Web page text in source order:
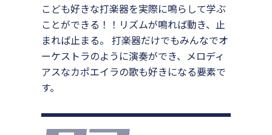
こども好きな打楽器を実際に鳴らして学ぶ
ことができる！！リズムが鳴れば動き、止
まれば止まる。 打楽器だけでもみんなでオ
ーケストラのように演奏ができ、メロディ
アスなカポエイラの歌も好きになる要素で
す。